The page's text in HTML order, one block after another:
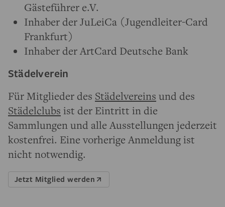
Gästeführer e.V.
Inhaber der JuLeiCa (Jugendleiter-Card
Frankfurt)
Inhaber der ArtCard Deutsche Bank
Städelverein
Für Mitglieder des Städelvereins und des
Städelclubs ist der Eintritt in die
Sammlungen und alle Ausstellungen jederzeit
kostenfrei. Eine vorherige Anmeldung ist
nicht notwendig.
Jetzt Mitglied werden